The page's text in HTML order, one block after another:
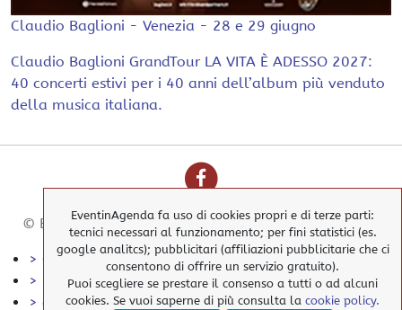
Claudio Baglioni - Venezia - 28 e 29 giugno
Claudio Baglioni GrandTour LA VITA È ADESSO 2027:
40 concerti estivi per i 40 anni dell’album più venduto
della musica italiana.
© EventinAgenda 2017-2026-All Rights Reserved.
EventinAgenda fa uso di cookies propri e di terze parti:
tecnici necessari al funzionamento; per fini statistici (es.
google analitcs); pubblicitari (affiliazioni pubblicitarie che ci
consentono di offrire un servizio gratuito).
Puoi scegliere se prestare il consenso a tutti o ad alcuni
cookies. Se vuoi saperne di più consulta la cookie policy.
> Cookies Policy
> Privacy Policy
> elimina i nostri cookies